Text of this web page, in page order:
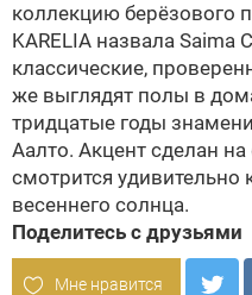
коллекцию берёзового
KARELIA назвала Saima
классические,
же выглядят полы в
тридцатые годы
Аалто. Акцент сделан на
смотрится удивительно
весеннего солнца.
Поделитесь с друзьями
Мне нравится